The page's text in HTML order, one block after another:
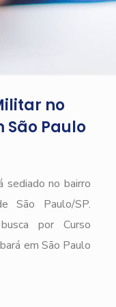
no
Paulo
sediado no bairro
São Paulo/SP.
por Curso
em São Paulo